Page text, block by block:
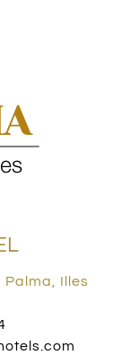
Palma, Illes